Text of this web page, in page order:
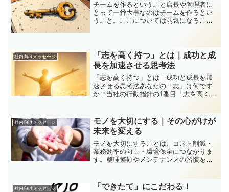
チームを作るということ店長や管理者に
とって一番大事なのはチームを作るとい
うこと。ここについては弱気になること
不足。会議で毎回のように...
社内向けメッセージ
「志を高く持つ」とは｜成功と成
長を加速させる思考法
「志を高く持つ」とは｜成功と成長を加
速させる思考法あなたの「志」は何です
か？当社の行動指針の1番目「志を高く持
か？志とは、単なる目標や夢ではなく、
「この仕事を通して何を成...
社内向けメッセージ
モノを大切にする｜その心がけが
未来を変える
モノを大切にすることは、コスト削減・
業務効率の向上・環境保全につながりま
す。整理整頓やメンテナンスの習慣を身
社内向けメッセージ 「できたて」にこだわる！